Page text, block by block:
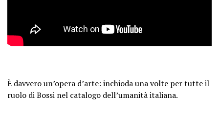
È davvero un’opera d’arte: inchioda una volte per tutte il
ruolo di Bossi nel catalogo dell’umanità italiana.